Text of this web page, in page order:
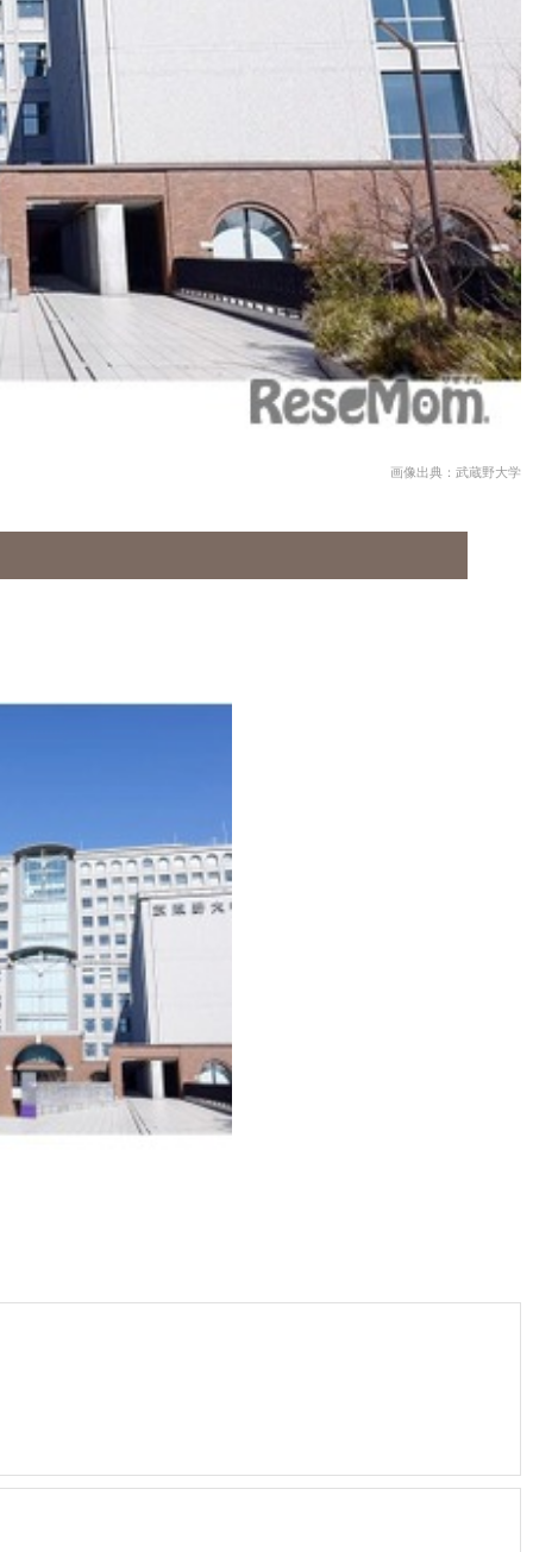
画像出典：武蔵野大学